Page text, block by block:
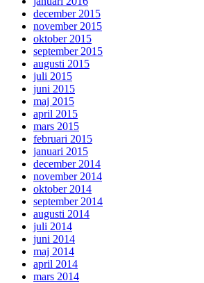
december 2015
november 2015
oktober 2015
september 2015
augusti 2015
juli 2015
juni 2015
maj 2015
april 2015
mars 2015
februari 2015
januari 2015
december 2014
november 2014
oktober 2014
september 2014
augusti 2014
juli 2014
juni 2014
maj 2014
april 2014
mars 2014